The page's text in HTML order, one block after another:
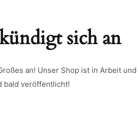
sich an
an! Unser Shop ist in Arbeit und
bald veröffentlicht!